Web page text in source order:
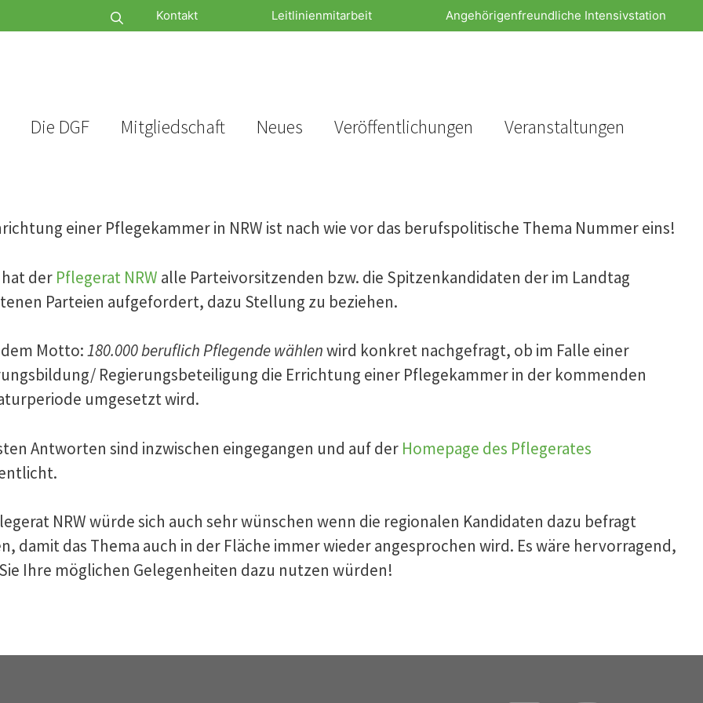
Kontakt Leitlinienmitarbeit Angehörigenfreundliche Intensivstation
Die DGF Mitgliedschaft Neues Veröffentlichungen Veranstaltungen
einer Pflegekammer in NRW ist nach wie vor das berufspolitische Thema Nummer eins!
der Pflegerat NRW alle Parteivorsitzenden bzw. die Spitzenkandidaten der im Landtag
Parteien aufgefordert, dazu Stellung zu beziehen.
Motto:180.000 beruflich Pflegende wählenwird konkret nachgefragt, ob im Falle einer
Regierungsbeteiligung die Errichtung einer Pflegekammer in der kommenden
umgesetzt wird.
Antworten sind inzwischen eingegangen und auf der Homepage des Pflegerates
NRW würde sich auch sehr wünschen wenn die regionalen Kandidaten dazu befragt
damit das Thema auch in der Fläche immer wieder angesprochen wird. Es wäre hervorragend,
Ihre möglichen Gelegenheiten dazu nutzen würden!